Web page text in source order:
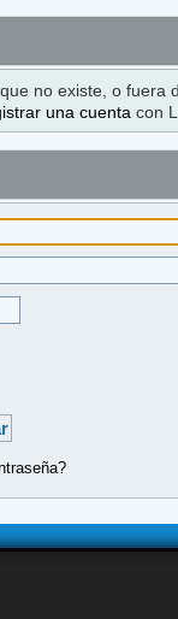
no existe, o fuera
una cuenta con